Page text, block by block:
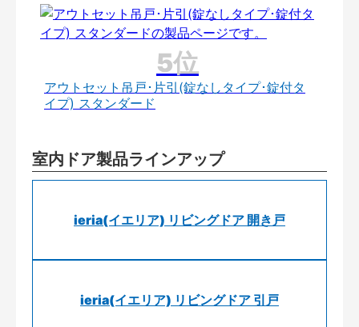
アウトセット吊戸･片引(錠なしタイプ･錠付タ
イプ) スタンダード
室内ドア製品ラインアップ
ieria(イエリア) リビングドア 開き戸
ieria(イエリア) リビングドア 引戸